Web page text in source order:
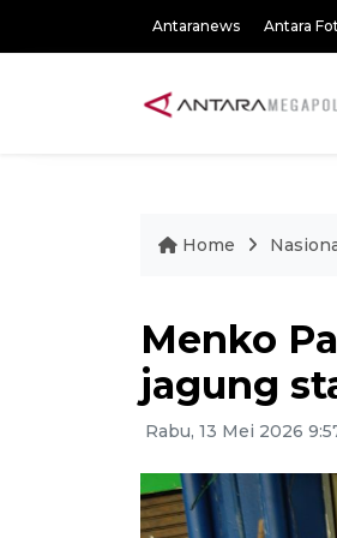
Antaranews Antara
Home
Menko
jagung
Rabu, 13 Mei 2026